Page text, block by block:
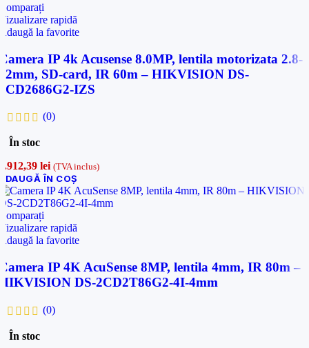
rapidă
la favorite
IP 4k Acusense 8.0MP, lentila motorizata 2.8-
SD-card, IR 60m – HIKVISION DS-
IZS
(0)
În stoc
lei (TVA inclus)
ÎN COȘ
rapidă
la favorite
IP 4K AcuSense 8MP, lentila 4mm, IR 80m –
DS-2CD2T86G2-4I-4mm
(0)
În stoc